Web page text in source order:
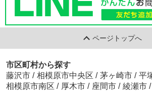
ページトップへ
市区町村から探す
藤沢市 / 相模原市中央区 / 茅ヶ崎市 / 平
相模原市南区 / 厚木市 / 座間市 / 綾瀬市 /